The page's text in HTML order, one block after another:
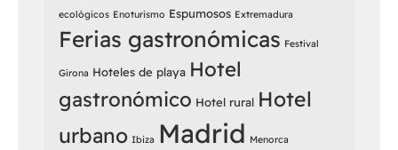
ecológicos Enoturismo Espumosos Extremadura
Ferias gastronómicas Festival
Girona Hoteles de playa Hotel
gastronómico Hotel rural Hotel
urbano Ibiza Madrid Menorca